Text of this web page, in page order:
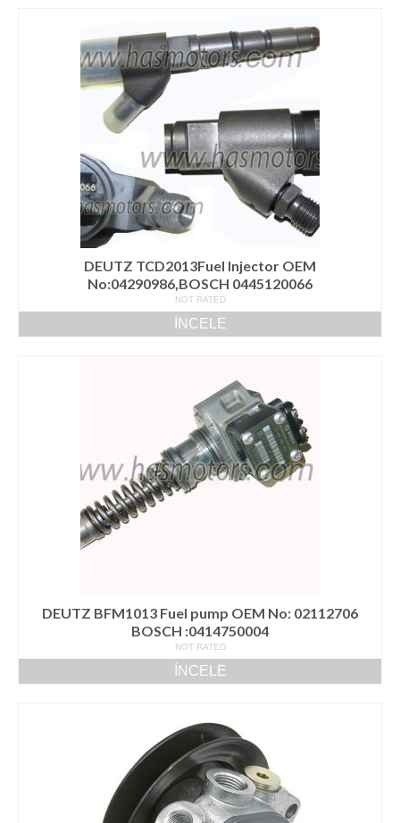
DEUTZ TCD2013Fuel Injector OEM
No:04290986,BOSCH 0445120066
NOT RATED
İNCELE
DEUTZ BFM1013 Fuel pump OEM No: 02112706
BOSCH :0414750004
NOT RATED
İNCELE